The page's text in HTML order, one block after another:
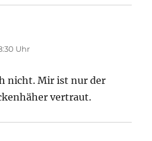
Uhr
nicht. Mir ist nur der
vertraut.